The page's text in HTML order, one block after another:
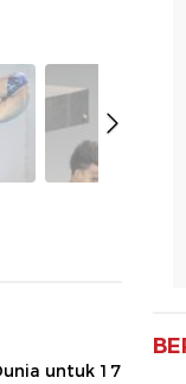
untuk 17